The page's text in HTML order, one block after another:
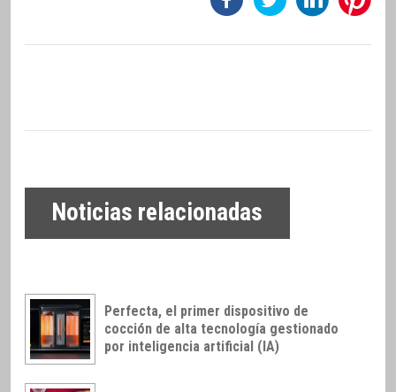
Noticias relacionadas
Perfecta, el primer dispositivo de
cocción de alta tecnología gestionado
por inteligencia artificial (IA)